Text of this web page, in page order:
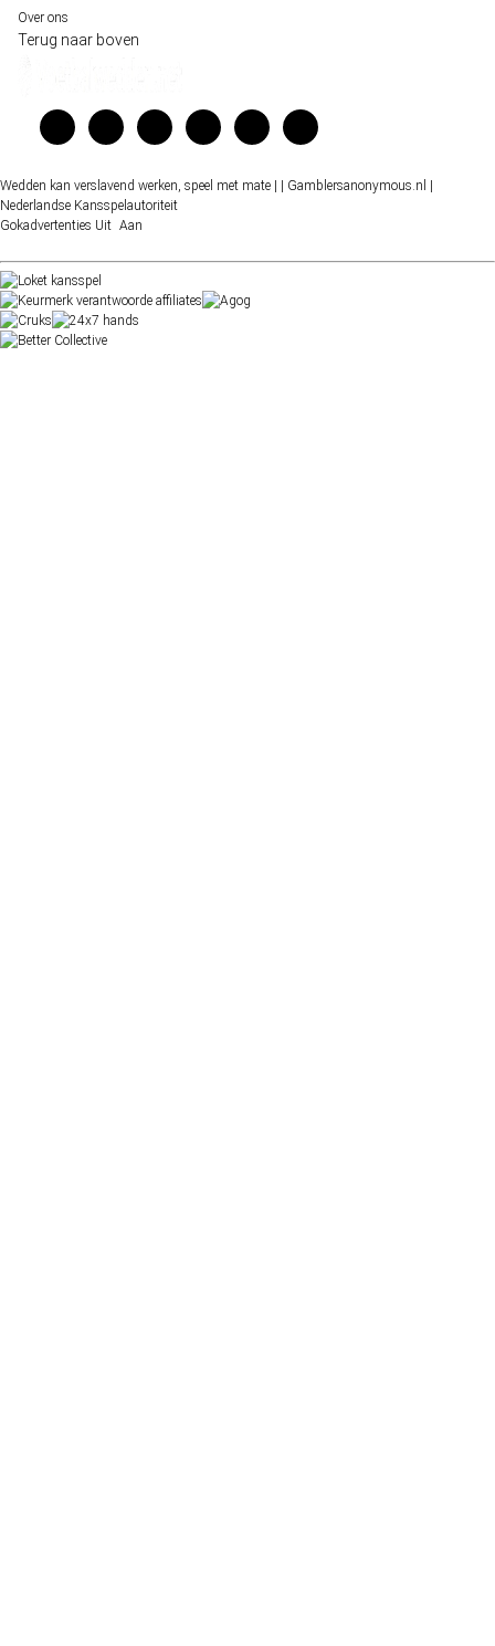
Over ons
Terug naar boven
Wedden kan verslavend werken, speel met mate | | Gamblersanonymous.nl
Nederlandse Kansspelautoriteit
Gokadvertenties Uit Aan